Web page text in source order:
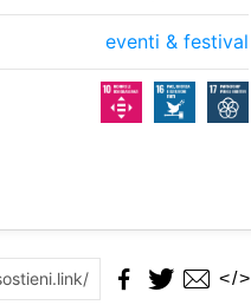
eventi & festival
</>